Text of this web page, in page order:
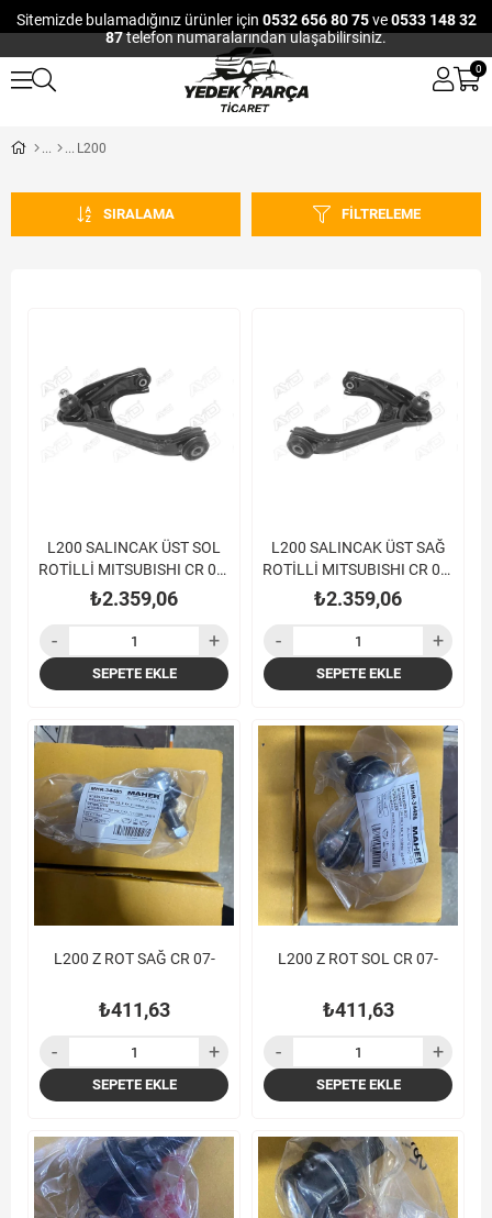
Sitemizde bulamadığınız ürünler için 0532 656 80 75ve0533 148 32
87telefon numaralarından ulaşabilirsiniz.
0
L200
FILTRELEME
SIRALAMA
L200 SALINCAK ÜST SOL
ROTİLLİ MITSUBISHI CR 09-
TEK KABİN
₺2.359,06
SEPETE EKLE
L200 SALINCAK ÜST SAĞ
ROTİLLİ MITSUBISHI CR 09-
TEK KABİN
₺2.359,06
SEPETE EKLE
L200 Z ROT SAĞ CR 07-
₺411,63
SEPETE EKLE
L200 Z ROT SOL CR 07-
₺411,63
SEPETE EKLE